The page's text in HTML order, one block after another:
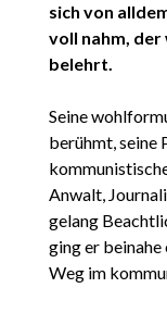
sich von
voll nahm, der
belehrt.
Seine
berühmt, seine
Anwalt,
gelang
ging er beinahe
Weg im